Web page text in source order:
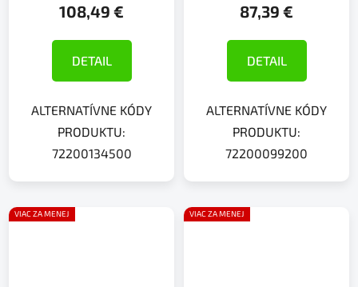
108,49 €
DETAIL
ALTERNATÍVNE KÓDY
PRODUKTU:
72200134500
87,39 €
DETAIL
ALTERNATÍVNE KÓDY
PRODUKTU:
72200099200
VIAC ZA MENEJ VIAC ZA MENEJ